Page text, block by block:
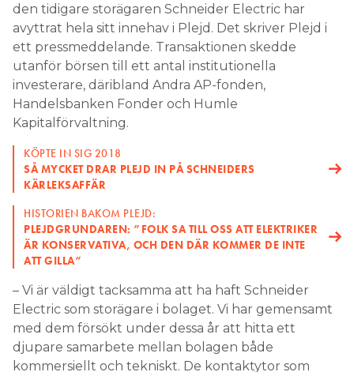
den tidigare storägaren Schneider Electric har
avyttrat hela sitt innehav i Plejd. Det skriver Plejd i
ett pressmeddelande. Transaktionen skedde
utanför börsen till ett antal institutionella
investerare, däribland Andra AP-fonden,
Handelsbanken Fonder och Humle
Kapitalförvaltning.
KÖPTE IN SIG 2018
SÅ MYCKET DRAR PLEJD IN PÅ SCHNEIDERS
KÄRLEKSAFFÄR
HISTORIEN BAKOM PLEJD:
PLEJDGRUNDAREN: ”FOLK SA TILL OSS ATT ELEKTRIKER
ÄR KONSERVATIVA, OCH DEN DÄR KOMMER DE INTE
ATT GILLA”
– Vi är väldigt tacksamma att ha haft Schneider
Electric som storägare i bolaget. Vi har gemensamt
med dem försökt under dessa år att hitta ett
djupare samarbete mellan bolagen både
kommersiellt och tekniskt. De kontaktytor som